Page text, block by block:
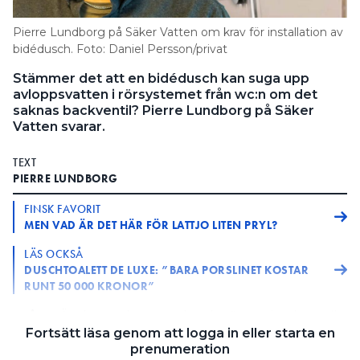
Information om GDPR
Search for:
Pierre Lundborg på Säker Vatten om krav för installation av
bidédusch. Foto: Daniel Persson/privat
Stämmer det att en bidédusch kan suga upp
avloppsvatten i rörsystemet från wc:n om det
saknas backventil? Pierre Lundborg på Säker
Vatten svarar.
TEXT
PIERRE LUNDBORG
FINSK FAVORIT
MEN VAD ÄR DET HÄR FÖR LATTJO LITEN PRYL?
LÄS OCKSÅ
DUSCHTOALETT DE LUXE: ”BARA PORSLINET KOSTAR
RUNT 50 000 KRONOR”
om man installerar en bidédusch vid en wc?
Fortsätt läsa genom att logga in eller starta en
prenumeration